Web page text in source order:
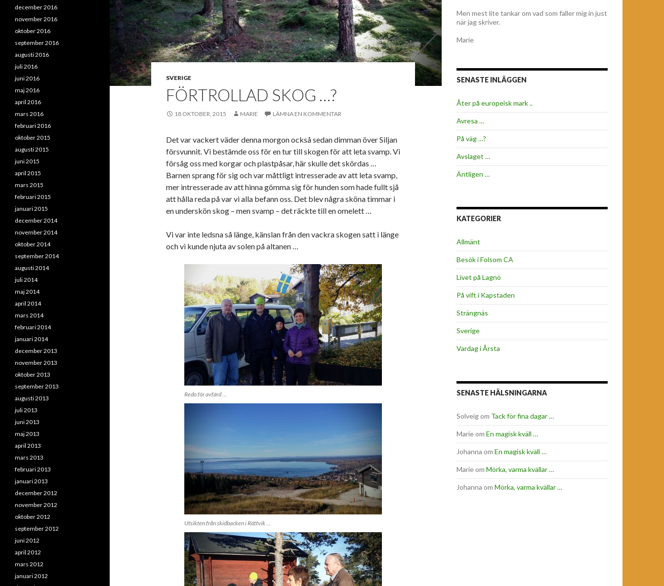
SVERIGE
FÖRTROLLAD SKOG …?
18 OKTOBER, 2015 MARIE LÄMNA EN KOMMENTAR
Det var vackert väder denna morgon också sedan dimman över Siljan
försvunnit. Vi bestämde oss för en tur till skogen för att leta svamp. Vi
försåg oss med korgar och plastpåsar, här skulle det skördas …
Barnen sprang för sig och var måttligt intresserade av att leta svamp,
mer intresserade av att hinna gömma sig för hunden som hade fullt sjå
att hålla reda på var vi alla befann oss. Det blev några sköna timmar i
en underskön skog – men svamp – det räckte till en omelett …
Vi var inte ledsna så länge, känslan från den vackra skogen satt i länge
och vi kunde njuta av solen på altanen …
Redo för avfärd …
Utsikten från skidbacken i Rättvik …
Men mest lite tankar om vad som faller mig in just
när jag skriver.
Marie
SENASTE INLÄGGEN
Åter på europeisk mark ..
Avresa …
På väg …?
Avslaget …
Äntligen …
KATEGORIER
Allmänt
Besök i Folsom CA
Livet på Lagnö
På vift i Kapstaden
Strängnäs
Sverige
Vardag i Årsta
SENASTE HÄLSNINGARNA
Solveigom Tack för fina dagar …
Marieom En magisk kväll …
Johanna om En magisk kväll …
Marieom Mörka, varma kvällar …
Johanna om Mörka, varma kvällar …
december 2016
november 2016
oktober 2016
september 2016
augusti 2016
juli 2016
juni 2016
maj 2016
april 2016
mars 2016
februari 2016
oktober 2015
augusti 2015
juni 2015
april 2015
mars 2015
februari 2015
januari 2015
december 2014
november 2014
oktober 2014
september 2014
augusti 2014
juli 2014
maj 2014
april 2014
mars 2014
februari 2014
januari 2014
december 2013
november 2013
oktober 2013
september 2013
augusti 2013
juli 2013
juni 2013
maj 2013
april 2013
mars 2013
februari 2013
januari 2013
december 2012
november 2012
oktober 2012
september 2012
juni 2012
april 2012
mars 2012
januari 2012